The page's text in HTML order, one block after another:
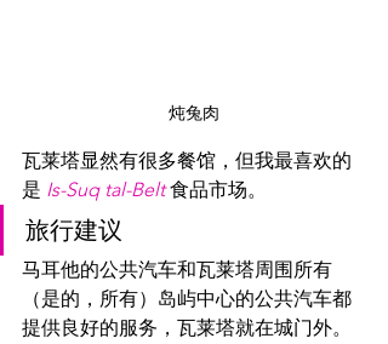
炖兔肉
瓦莱塔显然有很多餐馆，但我最喜欢的
是 Is-Suq tal-Belt 食品市场。
旅行建议
马耳他的公共汽车和瓦莱塔周围所有
（是的，所有）岛屿中心的公共汽车都
提供良好的服务，瓦莱塔就在城门外。